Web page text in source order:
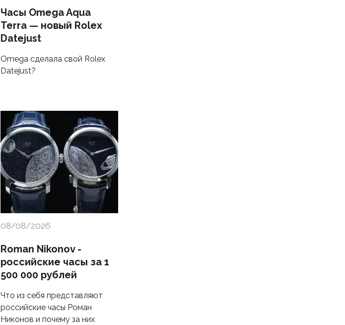
Часы Omega Aqua
Terra — новый Rolex
Datejust
Omega сделала свой Rolex
Datejust?
08/08/2026
Roman Nikonov -
российские часы за 1
500 000 рублей
Что из себя представляют
российские часы Роман
Никонов и почему за них